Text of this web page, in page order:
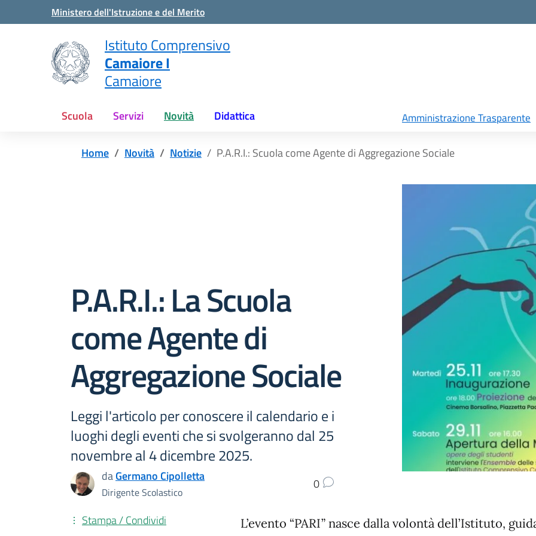
Vai ai contenuti
Vai al menu di navigazione
Ministero dell'Istruzione e del Merito
Istituto Comprensivo
Camaiore I
Camaiore
Scuola Servizi Novità Didattica Amministrazione Trasparente
Home Novità Notizie P.A.R.I.: Scuola come Agente di Aggregazione Sociale
P.A.R.I.: La Scuola
come Agente di
Aggregazione Sociale
Leggi l'articolo per conoscere il calendario e i
luoghi degli eventi che si svolgeranno dal 25
novembre al 4 dicembre 2025.
daGermano Cipolletta
Dirigente Scolastico
0
L’evento “PARI” nasce dalla volontà dell’Istituto,
Stampa / Condividi